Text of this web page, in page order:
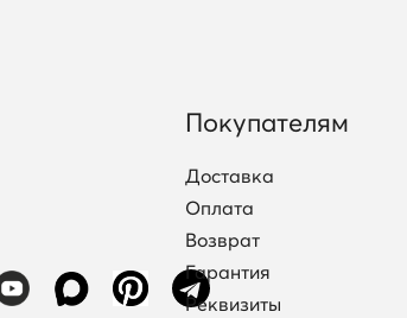
Покупателям
Доставка
Оплата
Возврат
Гарантия
Реквизиты